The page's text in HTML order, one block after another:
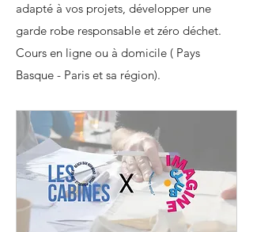
adapté à vos projets, développer une
garde robe responsable et zéro déchet.
Cours en ligne ou à domicile ( Pays
Basque - Paris et sa région).